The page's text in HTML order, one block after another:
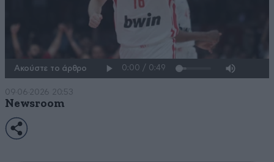
Ακούστε το άρθρο
09·06·2026 20:53
Newsroom